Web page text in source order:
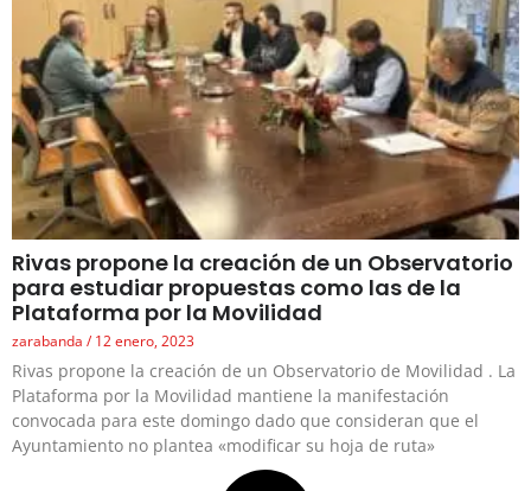
Rivas propone la creación de un Observatorio
para estudiar propuestas como las de la
Plataforma por la Movilidad
zarabanda 12 enero, 2023
Rivas propone la creación de un Observatorio de Movilidad . La
Plataforma por la Movilidad mantiene la manifestación
convocada para este domingo dado que consideran que el
Ayuntamiento no plantea «modificar su hoja de ruta»